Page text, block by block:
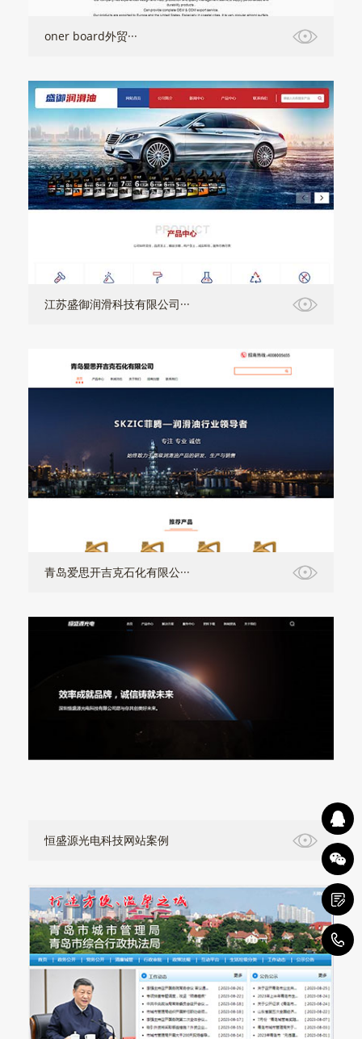
oner board外贸···
江苏盛御润滑科技有限公司···
青岛爱思开吉克石化有限公···
恒盛源光电科技网站案例